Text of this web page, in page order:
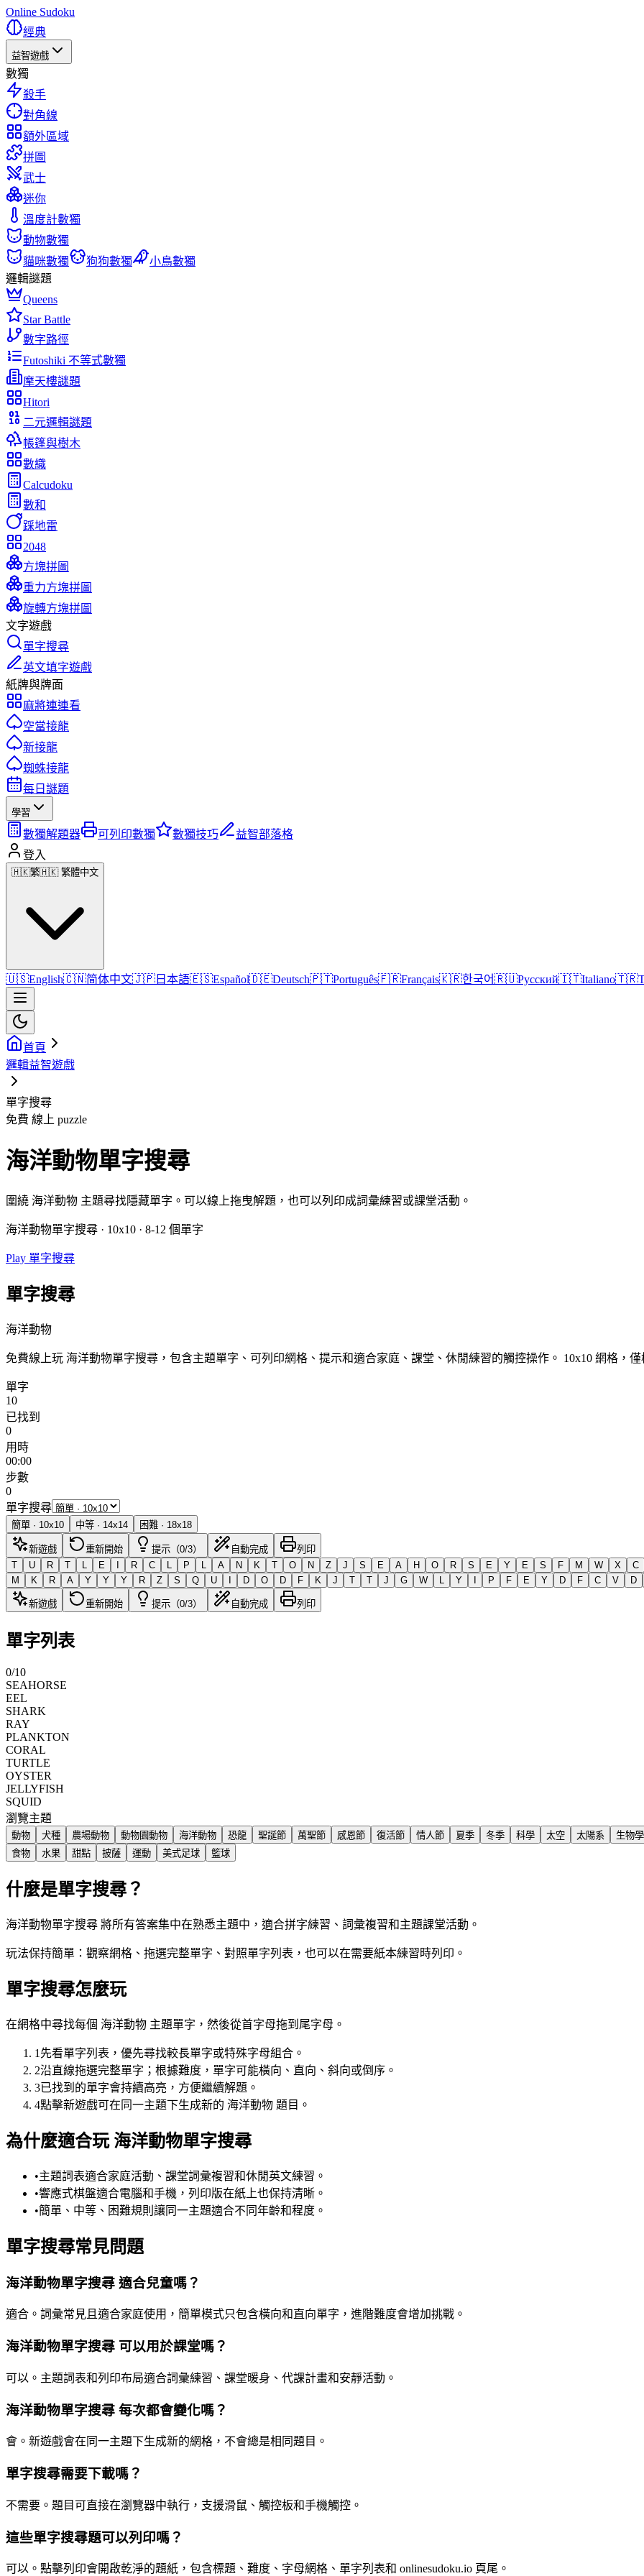
Online Sudoku
經典
益智遊戲
數獨
殺手
對角線
額外區域
拼圖
武士
迷你
溫度計數獨
動物數獨
貓咪數獨
狗狗數獨
小鳥數獨
邏輯謎題
Queens
Star Battle
數字路徑
Futoshiki 不等式數獨
摩天樓謎題
Hitori
二元邏輯謎題
帳篷與樹木
數織
Calcudoku
數和
踩地雷
2048
方塊拼圖
重力方塊拼圖
旋轉方塊拼圖
文字遊戲
單字搜尋
英文填字遊戲
紙牌與牌面
麻將連連看
空當接龍
新接龍
蜘蛛接龍
每日謎題
學習
數獨解題器 可列印數獨 數獨技巧
益智部落格
登入
🇭🇰繁🇭🇰 繁體中文
🇺🇸English🇨🇳简体中文🇯🇵 日本語🇪🇸Español🇩🇪Deutsch🇵🇹Português🇫🇷Français🇰🇷한국어🇷🇺Русский🇮🇹Italiano🇹🇷
首頁
邏輯益智遊戲
單字搜尋
免費 線上 puzzle
海洋動物單字搜尋
圍繞 海洋動物 主題尋找隱藏單字。可以線上拖曳解題，也可以列印成詞彙練習或課堂活動。
海洋動物單字搜尋 · 10x10 · 8-12 個單字
Play 單字搜尋
單字搜尋
海洋動物
免費線上玩 海洋動物單字搜尋，包含主題單字、可列印網格、提示和適合家庭、課堂、休閒練習的觸控操作。 10x10 網格，
單字
10
已找到
0
用時
00:00
步數
0
單字搜尋
簡單 · 10x10 中等 · 14x14 困難 · 18x18
新遊戲 重新開始 提示（0/3） 自動完成
列印
T
U R T L E I R C L P L A N K T O N Z J S E A H O R S E Y E S F M W X C
M
K R A Y Y Y R Z S Q U I D O D F K J T T J G W L Y I P F E Y D F C V D
新遊戲 重新開始 提示（0/3） 自動完成 列印
單字列表
0/10
SEAHORSE
EEL
SHARK
RAY
PLANKTON
CORAL
TURTLE
OYSTER
JELLYFISH
SQUID
瀏覽主題
動物 犬種 農場動物 動物園動物 海洋動物 恐龍 聖誕節 萬聖節 感恩節 復活節 情人節 夏季 冬季 科學 太空 太陽系 生物學
食物
水果 甜點 披薩 運動 美式足球 籃球
什麼是單字搜尋？
海洋動物單字搜尋 將所有答案集中在熟悉主題中，適合拼字練習、詞彙複習和主題課堂活動。
玩法保持簡單：觀察網格、拖選完整單字、對照單字列表，也可以在需要紙本練習時列印。
單字搜尋怎麼玩
在網格中尋找每個 海洋動物 主題單字，然後從首字母拖到尾字母。
1 先看單字列表，優先尋找較長單字或特殊字母組合。
2沿直線拖選完整單字；根據難度，單字可能橫向、直向、斜向或倒序。
3已找到的單字會持續高亮，方便繼續解題。
4點擊新遊戲可在同一主題下生成新的 海洋動物 題目。
為什麼適合玩 海洋動物單字搜尋
•主題詞表適合家庭活動、課堂詞彙複習和休閒英文練習。
•響應式棋盤適合電腦和手機，列印版在紙上也保持清晰。
•簡單、中等、困難規則讓同一主題適合不同年齡和程度。
單字搜尋常見問題
海洋動物單字搜尋 適合兒童嗎？
適合。詞彙常見且適合家庭使用，簡單模式只包含橫向和直向單字，進階難度會增加挑戰。
海洋動物單字搜尋 可以用於課堂嗎？
可以。主題詞表和列印布局適合詞彙練習、課堂暖身、代課計畫和安靜活動。
海洋動物單字搜尋 每次都會變化嗎？
會。新遊戲會在同一主題下生成新的網格，不會總是相同題目。
單字搜尋需要下載嗎？
不需要。題目可直接在瀏覽器中執行，支援滑鼠、觸控板和手機觸控。
這些單字搜尋題可以列印嗎？
可以。點擊列印會開啟乾淨的題紙，包含標題、難度、字母網格、單字列表和 onlinesudoku.io 頁尾。